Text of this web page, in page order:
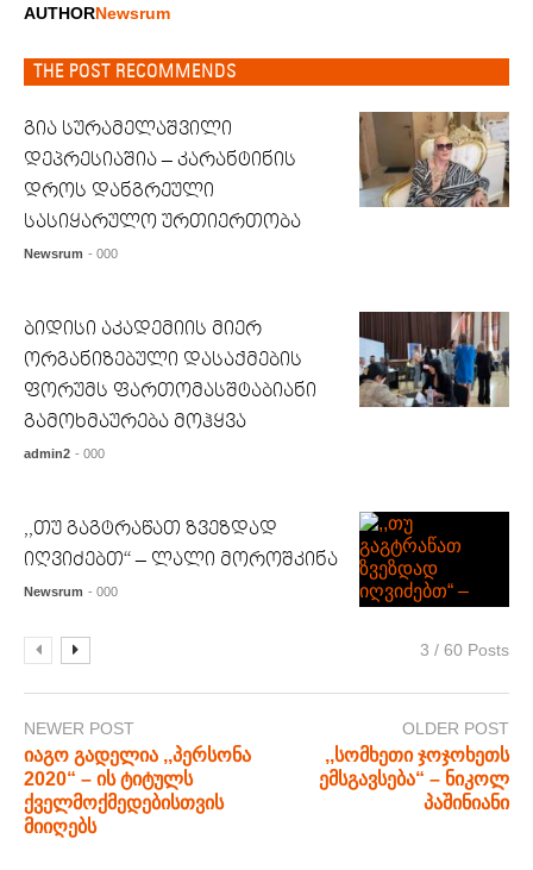
AUTHORNewsrum
THE POST RECOMMENDS
გია სურამელაშვილი
დეპრესიაშია – კარანტინის
დროს დანგრეული
სასიყარულო ურთიერთობა
Newsrum - 000
ბიდისი აკადემიის მიერ
ორგანიზებული დასაქმების
ფორუმს ფართომასშტაბიანი
გამოხმაურება მოჰყვა
admin2 - 000
,,თუ გაგტრაწათ ზვეზდად
იღვიძებთ“ – ლალი მოროშკინა
Newsrum - 000
3 / 60 Posts
NEWER POST
იაგო გადელია ,,პერსონა
2020“ – ის ტიტულს
ქველმოქმედებისთვის
მიიღებს
OLDER POST
,,სომხეთი ჯოჯოხეთს
ემსგავსება“ – ნიკოლ
პაშინიანი